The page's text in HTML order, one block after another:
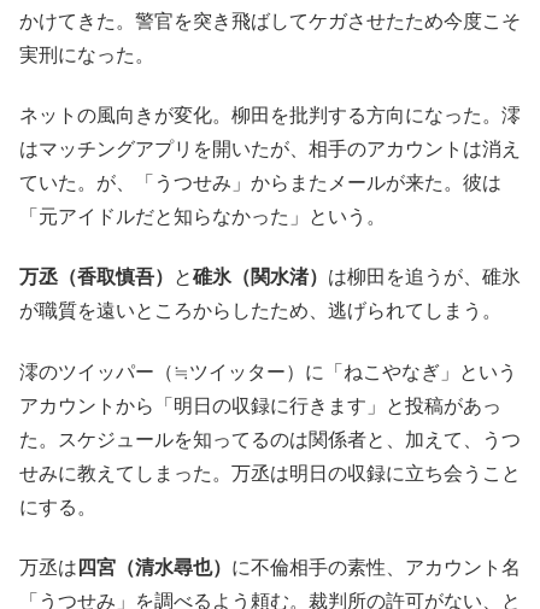
かけてきた。警官を突き飛ばしてケガさせたため今度こそ
実刑になった。
ネットの風向きが変化。柳田を批判する方向になった。澪
はマッチングアプリを開いたが、相手のアカウントは消え
ていた。が、「うつせみ」からまたメールが来た。彼は
「元アイドルだと知らなかった」という。
万丞（香取慎吾） と碓氷（関水渚） は柳田を追うが、碓氷
が職質を遠いところからしたため、逃げられてしまう。
澪のツイッパー（≒ツイッター）に「ねこやなぎ」という
アカウントから「明日の収録に行きます」と投稿があっ
た。スケジュールを知ってるのは関係者と、加えて、うつ
せみに教えてしまった。万丞は明日の収録に立ち会うこと
にする。
万丞は 四宮（清水尋也） に不倫相手の素性、アカウント名
「うつせみ」を調べるよう頼む。裁判所の許可がない、と